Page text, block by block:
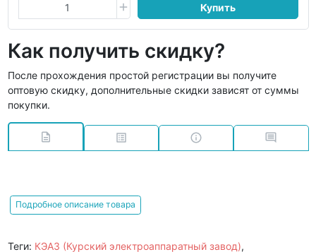
Купить
Как получить скидку?
После прохождения простой регистрации вы получите
оптовую скидку, дополнительные скидки зависят от суммы
покупки.
Подробное описание товара
Теги: КЭАЗ (Курский электроаппаратный завод),